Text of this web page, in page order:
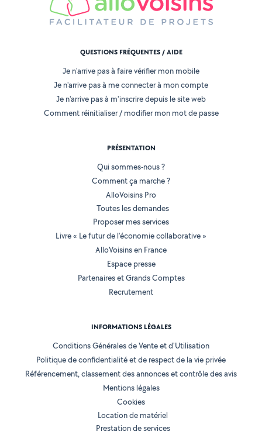
QUESTIONS FRÉQUENTES / AIDE
Je n'arrive pas à faire vérifier mon mobile
Je n'arrive pas à me connecter à mon compte
Je n'arrive pas à m'inscrire depuis le site web
Comment réinitialiser / modifier mon mot de passe
PRÉSENTATION
Qui sommes-nous ?
Comment ça marche ?
AlloVoisins Pro
Toutes les demandes
Proposer mes services
Livre « Le futur de l'économie collaborative »
AlloVoisins en France
Espace presse
Partenaires et Grands Comptes
Recrutement
INFORMATIONS LÉGALES
Conditions Générales de Vente et d'Utilisation
Politique de confidentialité et de respect de la vie privée
Référencement, classement des annonces et contrôle des avis
Mentions légales
Cookies
Location de matériel
Prestation de services